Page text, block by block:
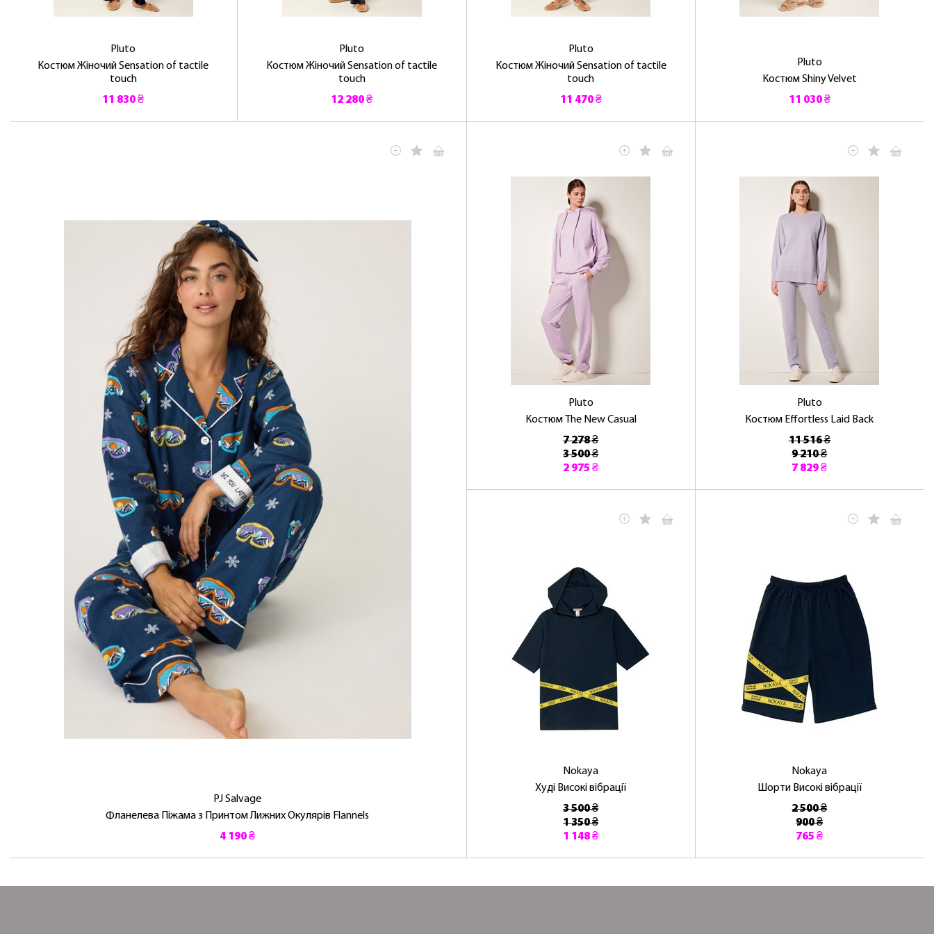
Pluto
Костюм Жіночий Sensation of tactile
touch
11 830 ₴
Pluto
Костюм Жіночий Sensation of tactile
touch
12 280 ₴
Pluto
Костюм Жіночий Sensation of tactile
touch
11 470 ₴
Pluto
Костюм Shiny Velvet
11 030 ₴
PJ Salvage
Фланелева Піжама з Принтом Лижних Окулярів Flannels
4 190 ₴
Pluto
Костюм The New Casual
7 278 ₴
3 500 ₴
2 975 ₴
Pluto
Костюм Effortless Laid Back
11 516 ₴
9 210 ₴
7 829 ₴
Nokaya
Худі Високі вібрації
3 500 ₴
1 350 ₴
1 148 ₴
Nokaya
Шорти Високі вібрації
2 500 ₴
900 ₴
765 ₴